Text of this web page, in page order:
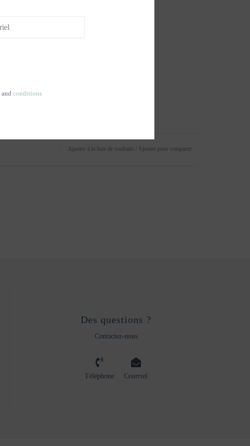
Ajouter à la liste de souhaits Ajouter pour comparer
Des questions ?
Contactez-nous
Téléphone Courriel
and conditions